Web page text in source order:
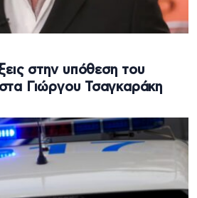
στην υπόθεση του
Γιώργου Τσαγκαράκη